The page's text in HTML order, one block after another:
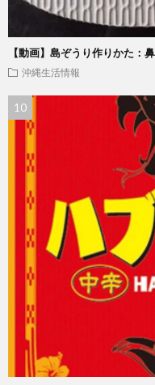
【動画】島ぞうり作りかた：
沖縄生活情報